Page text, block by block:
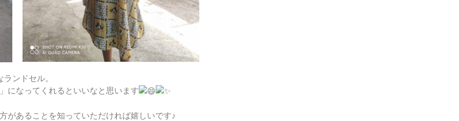
ンドセル。
になってくれるといいなと思います
があることを知っていただければ嬉しいです♪